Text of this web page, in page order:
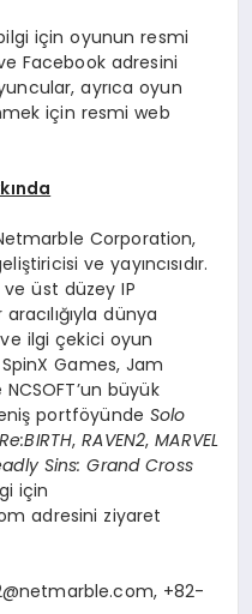
için oyunun resmi
Facebook adresini
ayrıca oyun
için resmi web
Corporation,
ve yayıncısıdır.
üst düzey IP
dünya
ilgi çekici oyun
Games, Jam
büyük
portföyünde Solo
,RAVEN2,MARVEL
Sins: Grand Cross
için
adresini ziyaret
, +82-